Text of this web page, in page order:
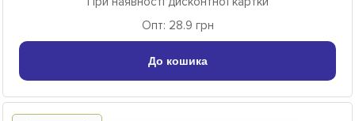
Опт: 28.9 грн
До кошика